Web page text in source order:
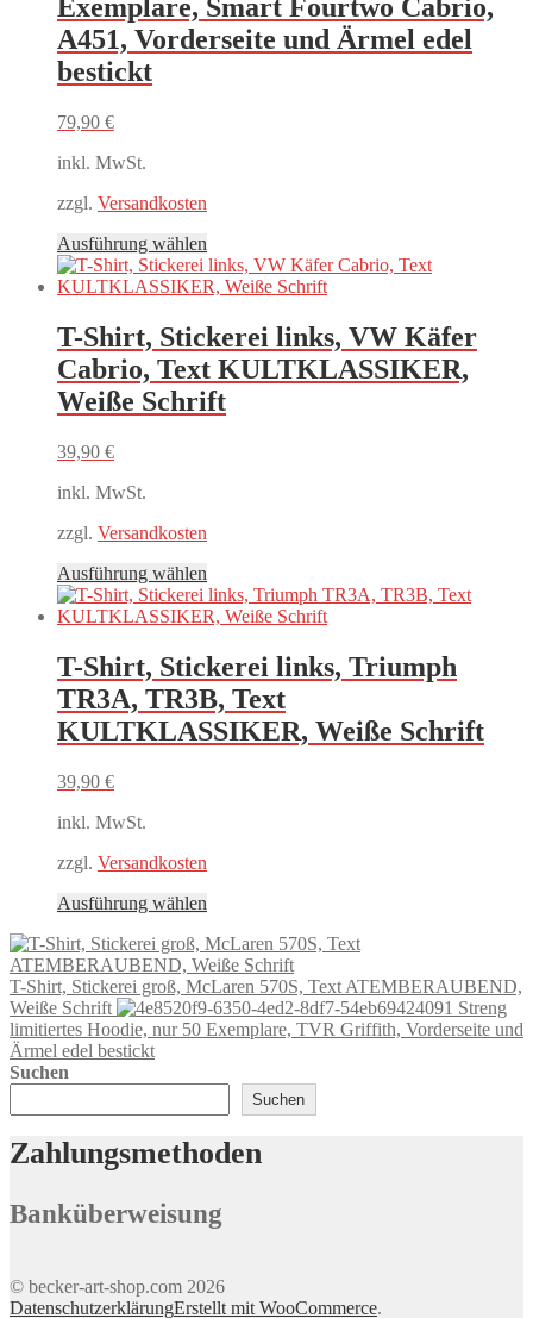
Exemplare, Smart Fourtwo Cabrio,
A451, Vorderseite und Ärmel edel
bestickt
79,90 €
inkl. MwSt.
zzgl. Versandkosten
Ausführung wählen
Produkt
weist
Varianten
auf.
Die
Optionen
können
T-Shirt, Stickerei links, VW Käfer
Cabrio, Text KULTKLASSIKER,
Weiße Schrift
39,90 €
inkl. MwSt.
zzgl. Versandkosten
Ausführung wählen
Produkt
weist
Varianten
auf.
Die
Optionen
können
T-Shirt, Stickerei links, Triumph
TR3A, TR3B, Text
KULTKLASSIKER, Weiße Schrift
39,90 €
inkl. MwSt.
zzgl. Versandkosten
Ausführung wählen
weist
mehrere
Varianten
auf.
Die
der
Produktseite
gewählt
T-Shirt, Stickerei groß, McLaren 570S, Text ATEMBERAUBEND,
Weiße Schrift
Streng
limitiertes Hoodie, nur 50 Exemplare, TVR Griffith, Vorderseite und
Ärmel edel bestickt
Suchen
Suchen
Zahlungsmethoden
Banküberweisung
© becker-art-shop.com 2026
DatenschutzerklärungErstellt mit WooCommerce.